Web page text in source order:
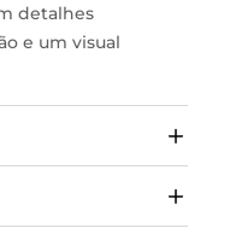
detalhes
e um visual